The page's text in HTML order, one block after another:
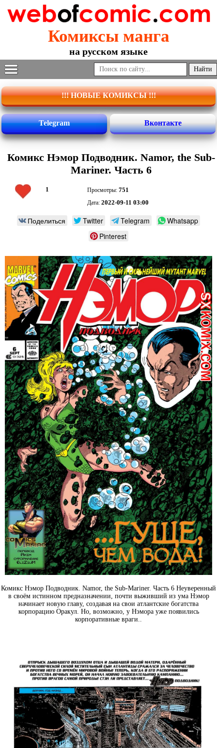
Комиксы манга
на русском языке
!!! НОВЫЕ КОМИКСЫ !!!
Telegram Вконтакте
Комикс Нэмор Подводник. Namor, the Sub-
Mariner. Часть 6
1 Просмотры: 751
Дата: 2022-09-11 03:00
Поделиться Twitter Telegram
Whatsapp
Pinterest
Комикс Нэмор Подводник. Namor, the Sub-Mariner. Часть 6 Неуверенный
в своём истинном предназначении, почти выживший из ума Нэмор
начинает новую главу, создавая на свои атлантские богатства
корпорацию Оракул. Но, возможно, у Нэмора уже появились
корпоративные враги..